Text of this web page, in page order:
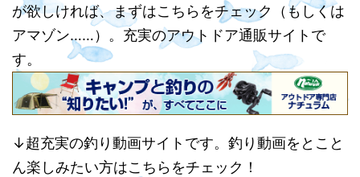
が欲しければ、まずはこちらをチェック（もしくは
アマゾン……）。充実のアウトドア通販サイトで
す。
↓超充実の釣り動画サイトです。釣り動画をとこと
ん楽しみたい方はこちらをチェック！